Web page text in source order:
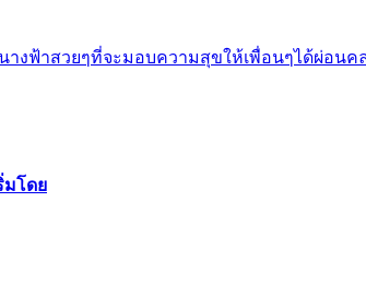
างฟ้าสวยๆที่จะมอบความสุขให้เพื่อนๆได้ผ่อนค
มโดย